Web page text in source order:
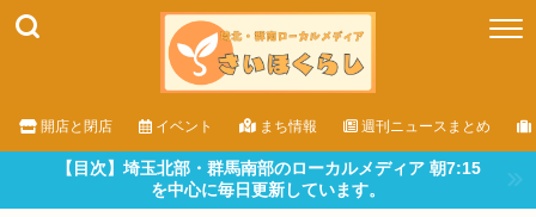
開店と閉店 イベント まち情報 週刊ニュースまとめ
【目次】埼玉北部・群馬南部のローカルメディア 朝7:15
を中心に毎日更新しています。